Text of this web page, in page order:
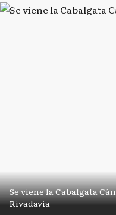
Se viene la Cabalgata
Rivadavia